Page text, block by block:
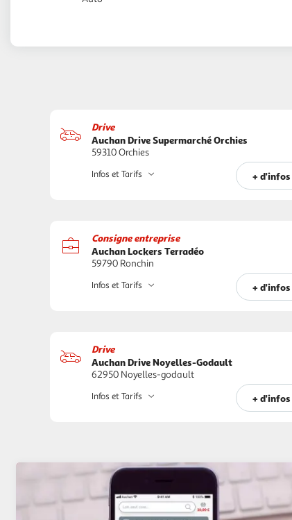
Drive
Auchan Drive Supermarché Orchies
59310 Orchies
+ d'infos
Infos et Tarifs
Consigne entreprise
Auchan Lockers Terradéo
59790 Ronchin
+ d'infos
Infos et Tarifs
Drive
Auchan Drive Noyelles-Godault
62950 Noyelles-godault
+ d'infos
Infos et Tarifs